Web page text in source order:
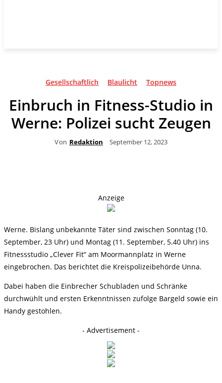
Gesellschaftlich Blaulicht Topnews
Einbruch in Fitness-Studio in
Werne: Polizei sucht Zeugen
Von Redaktion September 12, 2023
Anzeige
Werne. Bislang unbekannte Täter sind zwischen Sonntag (10.
September, 23 Uhr) und Montag (11. September, 5.40 Uhr) ins
Fitnessstudio „Clever Fit“ am Moormannplatz in Werne
eingebrochen. Das berichtet die Kreispolizeibehörde Unna.
Dabei haben die Einbrecher Schubladen und Schränke
durchwühlt und ersten Erkenntnissen zufolge Bargeld sowie ein
Handy gestohlen.
- Advertisement -